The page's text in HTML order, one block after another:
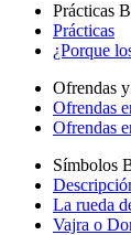
Prácticas
Prácticas
¿Porque
Ofrendas
Ofrendas
Ofrendas
Símbolos
La rueda
Vajra o